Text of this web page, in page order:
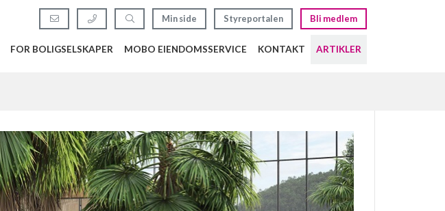
Min side Styreportalen Bli medlem
FOR BOLIGSELSKAPER MOBO EIENDOMSSERVICE KONTAKT ARTIKLER